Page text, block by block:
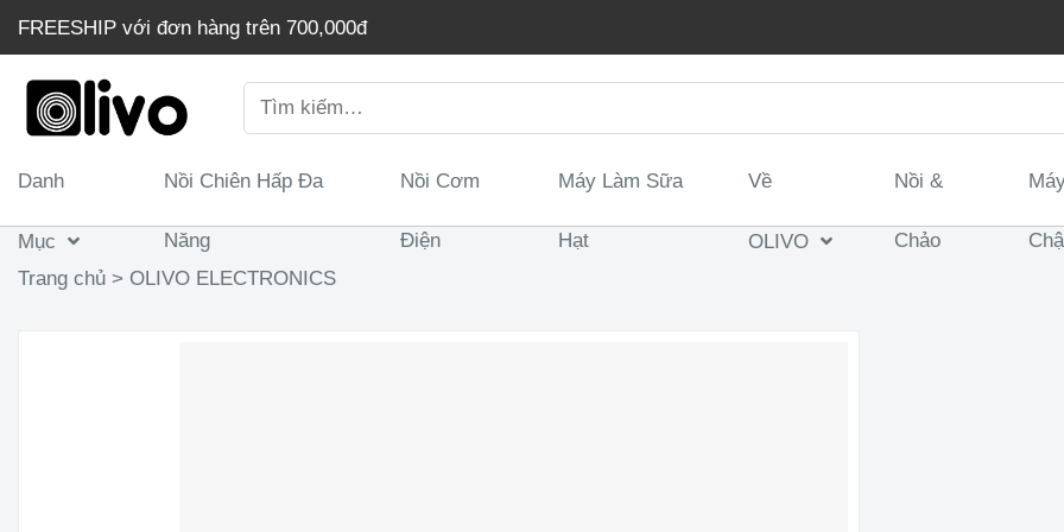
dung
FREESHIP với đơn hàng trên 700,000đ
kiếm:
Danh
Mục
Nồi Chiên Hấp Đa
Năng
Nồi Cơm
Điện
Máy Làm Sữa
Hạt
Về
OLIVO
Nồi &
Chảo
Máy Xay Thực Phẩm Đa Năng OLIVO FC25 – 2 Cối Xay – Dung Tích 2L Và 300ML – Công Suất 300W – 3 Chế
Độ Xay
Trang chủ > OLIVO ELECTRONICS